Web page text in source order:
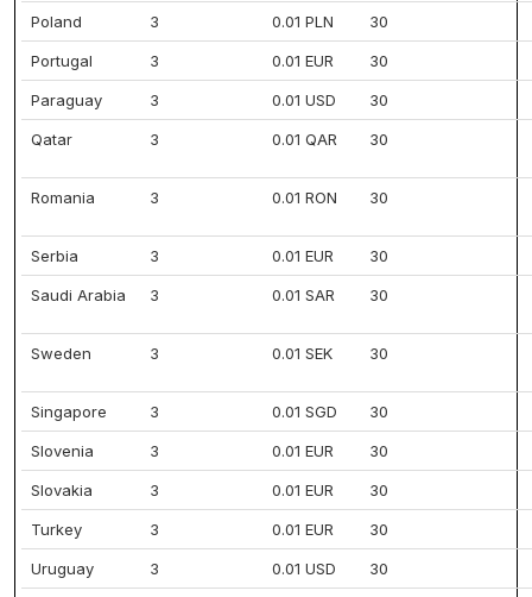
Poland 3 0.01 PLN 30
Portugal 3 0.01 EUR 30
Paraguay 3 0.01 USD 30
Qatar 3 0.01 QAR 30
Romania 3 0.01 RON 30
Serbia 3 0.01 EUR 30
Saudi Arabia 3 0.01 SAR 30
Sweden 3 0.01 SEK 30
Singapore 3 0.01 SGD 30
Slovenia 3 0.01 EUR 30
Slovakia 3 0.01 EUR 30
Turkey 3 0.01 EUR 30
Uruguay 3 0.01 USD 30